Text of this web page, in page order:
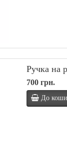
Ручка на
700 грн.
До